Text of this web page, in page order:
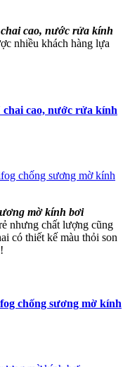
cao, nước rửa kính
nhiều khách hàng lựa
cao, nước rửa kính
mờ kính bơi
nhưng chất lượng cũng
có thiết kế màu thỏi son
chống sương mờ kính